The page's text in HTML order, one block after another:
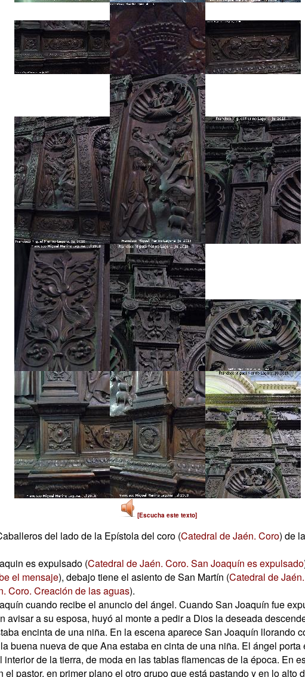
[Escucha este texto]
del lado de la Epístola del coro (Catedral de Jaén. Coro) de la
es expulsado (Catedral de Jaén. Coro. San Joaquín es expulsado
el mensaje), debajo tiene el asiento de San Martín (Catedral de
Coro. Creación de las aguas).
cuando recibe el anuncio del ángel. Cuando San Joaquín fue
avisar a su esposa, huyó al monte a pedir a Dios la deseada
encinta de una niña. En la escena aparece San Joaquín llorando
buena nueva de que Ana estaba en cinta de una niña. El ángel
de la tierra, de moda en las tablas flamencas de la época. En
pastor, en primer plano el otro grupo que está pastando y en lo